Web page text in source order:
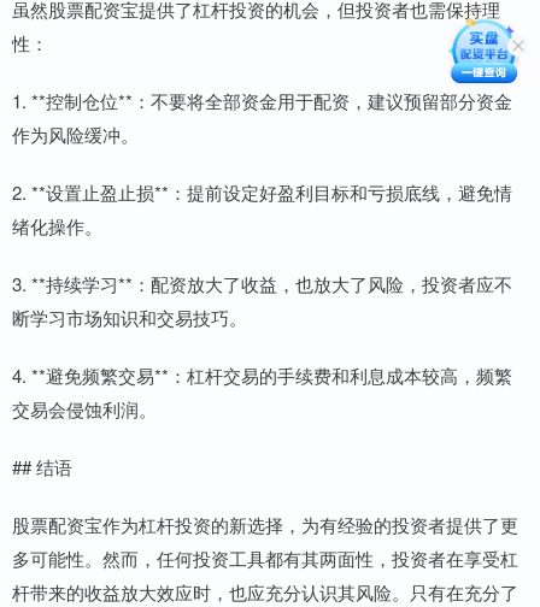
虽然股票配资宝提供了杠杆投资的机会，但投资者也需保持理
性：
1. **控制仓位**：不要将全部资金用于配资，建议预留部分资金
作为风险缓冲。
2. **设置止盈止损**：提前设定好盈利目标和亏损底线，避免情
绪化操作。
3. **持续学习**：配资放大了收益，也放大了风险，投资者应不
断学习市场知识和交易技巧。
4. **避免频繁交易**：杠杆交易的手续费和利息成本较高，频繁
交易会侵蚀利润。
## 结语
股票配资宝作为杠杆投资的新选择，为有经验的投资者提供了更
多可能性。然而，任何投资工具都有其两面性，投资者在享受杠
杆带来的收益放大效应时，也应充分认识其风险。只有在充分了